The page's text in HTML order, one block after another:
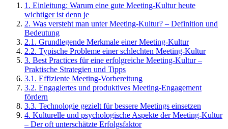
1 . Einleitung: Warum eine gute Meeting-Kultur heute
wichtiger ist denn je
2. Was versteht man unter Meeting-Kultur? – Definition und
Bedeutung
2.1 . Grundlegende Merkmale einer Meeting-Kultur
2.2. Typische Probleme einer schlechten Meeting-Kultur
3. Best Practices für eine erfolgreiche Meeting-Kultur –
Praktische Strategien und Tipps
3.1 . Effiziente Meeting-Vorbereitung
3.2. Engagiertes und produktives Meeting-Engagement
fördern
3.3. Technologie gezielt für bessere Meetings einsetzen
4. Kulturelle und psychologische Aspekte der Meeting-Kultur
– Der oft unterschätzte Erfolgsfaktor